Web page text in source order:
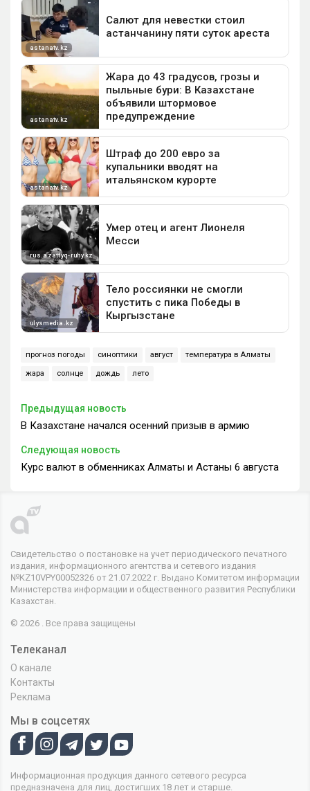
прогноз погоды синоптики август температура в Алматы
жара солнце дождь лето
Предыдущая новость
В Казахстане начался осенний призыв в армию
Следующая новость
Курс валют в обменниках Алматы и Астаны 6 августа
Свидетельство о постановке на учет периодического печатного
издания, информационного агентства и сетевого издания
№KZ10VPY00052326 от 21.07.2022 г. Выдано Комитетом информации
Министерства информации и общественного развития Республики
Казахстан.
© 2026 . Все права защищены
Телеканал
О канале
Контакты
Реклама
Мы в соцсетях
Информационная продукция данного сетевого ресурса
предназначена для лиц, достигших 18 лет и старше.